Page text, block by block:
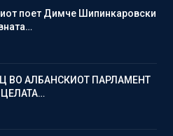
поет Димче Шипинкаровски
ВО АЛБАНСКИОТ ПАРЛАМЕНТ